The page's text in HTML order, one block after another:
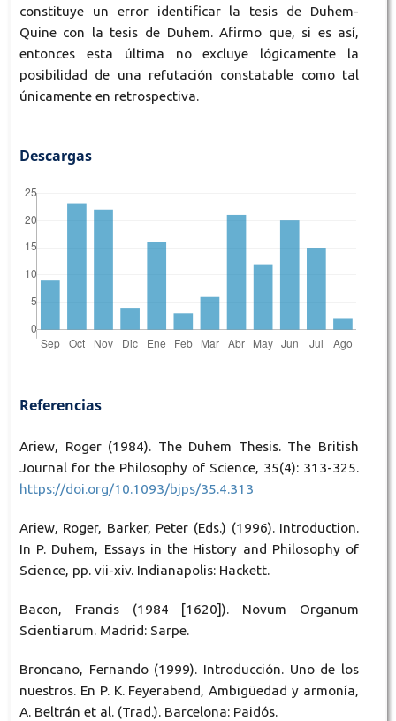
constituye un error identificar la tesis de Duhem-
Quine con la tesis de Duhem. Afirmo que, si es así,
entonces esta última no excluye lógicamente la
posibilidad de una refutación constatable como tal
únicamente en retrospectiva.
Descargas
Referencias
Ariew, Roger (1984). The Duhem Thesis. The British
Journal for the Philosophy of Science, 35(4): 313-325.
https://doi.org/10.1093/bjps/35.4.313
Ariew, Roger, Barker, Peter (Eds.) (1996). Introduction.
In P. Duhem, Essays in the History and Philosophy of
Science, pp. vii-xiv. Indianapolis: Hackett.
Bacon, Francis (1984 [1620]). Novum Organum
Scientiarum. Madrid: Sarpe.
Broncano, Fernando (1999). Introducción. Uno de los
nuestros. En P. K. Feyerabend, Ambigüedad y armonía,
A. Beltrán et al. (Trad.). Barcelona: Paidós.